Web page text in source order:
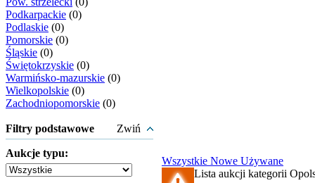
Podkarpackie (0)
Podlaskie (0)
Pomorskie (0)
Śląskie (0)
Świętokrzyskie (0)
Warmińsko-mazurskie (0)
Wielkopolskie (0)
Zachodniopomorskie (0)
Filtry podstawowe Zwiń
Aukcje typu:
Wszystkie Nowe Używane
Lista aukcji kategorii